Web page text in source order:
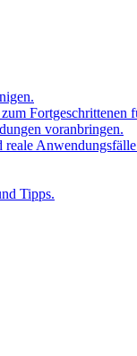
Fortgeschrittenen
voranbringen.
reale
Tipps.